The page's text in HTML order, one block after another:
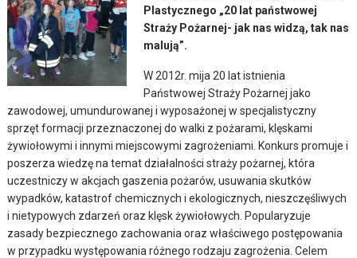
Plastycznego „20 lat państwowej
Straży Pożarnej- jak nas widzą, tak nas
malują”.
W 2012r. mija 20 lat istnienia
Państwowej Straży Pożarnej jako
zawodowej, umundurowanej i wyposażonej w specjalistyczny
sprzęt formacji przeznaczonej do walki z pożarami, klęskami
żywiołowymi i innymi miejscowymi zagrożeniami. Konkurs promuje i
poszerza wiedzę na temat działalności straży pożarnej, która
uczestniczy w akcjach gaszenia pożarów, usuwania skutków
wypadków, katastrof chemicznych i ekologicznych, nieszczęśliwych
i nietypowych zdarzeń oraz klęsk żywiołowych. Popularyzuje
zasady bezpiecznego zachowania oraz właściwego postępowania
w przypadku występowania różnego rodzaju zagrożenia. Celem